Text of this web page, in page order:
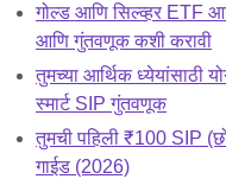
गोल्ड आणि सिल्व्हर ETF
आणि गुंतवणूक कशी करावी
तुमच्या आर्थिक ध्येयांसाठी
स्मार्ट SIP गुंतवणूक
तुमची पहिली ₹100 SIP
गाईड (2026)